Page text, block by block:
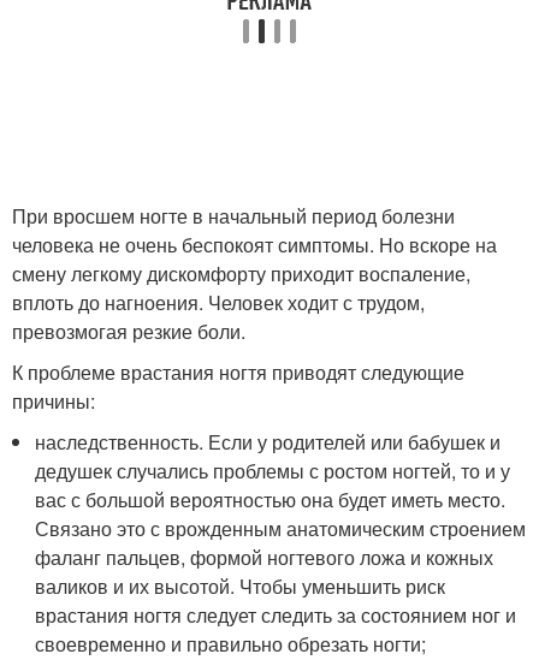
При вросшем ногте в начальный период болезни
человека не очень беспокоят симптомы. Но вскоре на
смену легкому дискомфорту приходит воспаление,
вплоть до нагноения. Человек ходит с трудом,
превозмогая резкие боли.
К проблеме врастания ногтя приводят следующие
причины:
наследственность. Если у родителей или бабушек и
дедушек случались проблемы с ростом ногтей, то и у
вас с большой вероятностью она будет иметь место.
Связано это с врожденным анатомическим строением
фаланг пальцев, формой ногтевого ложа и кожных
валиков и их высотой. Чтобы уменьшить риск
врастания ногтя следует следить за состоянием ног и
своевременно и правильно обрезать ногти;